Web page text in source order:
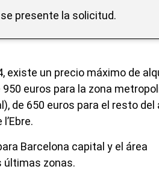
presente la solicitud.
existe un precio máximo de
euros para la zona
de 650 euros para el resto del
Barcelona capital y el área
últimas zonas.